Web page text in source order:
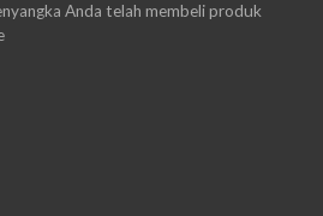
Anda telah membeli produk